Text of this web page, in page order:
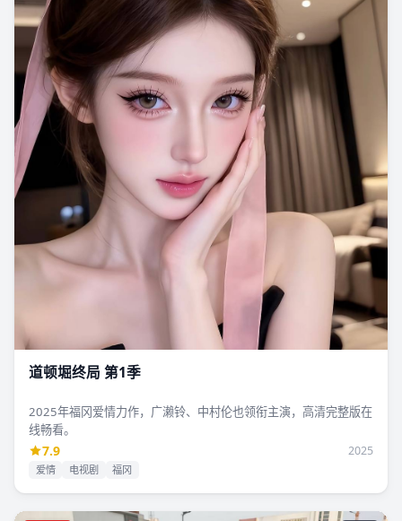
道顿堀终局 第1季
2025年福冈爱情力作，广濑铃、中村伦也领衔主演，高清完整版在
线畅看。
7.9 2025
爱情 电视剧 福冈